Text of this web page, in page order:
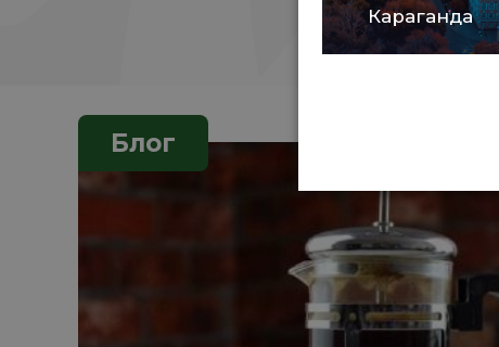
Блог
Караганда